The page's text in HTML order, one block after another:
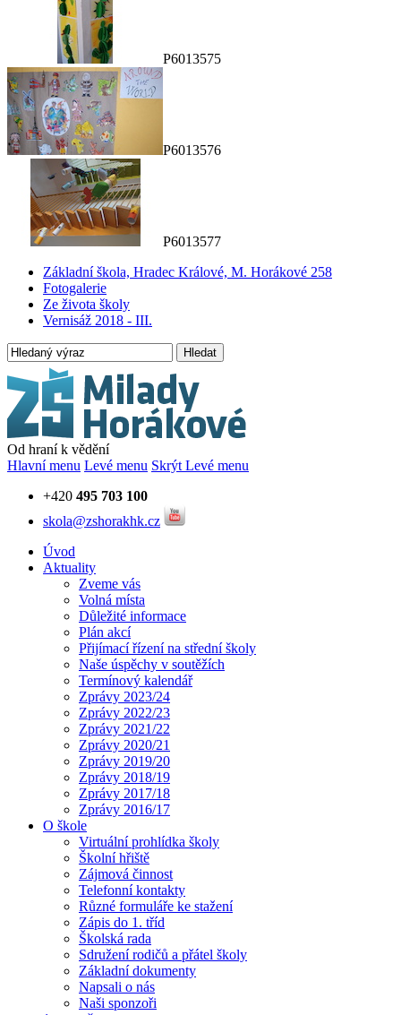
P6013575
P6013576
P6013577
Základní škola, Hradec Králové, M. Horákové 258
Fotogalerie
Ze života školy
Vernisáž 2018 - III.
Hledat
Od hraní k vědění
Hlavní menu Levé menu Skrýt Levé menu
+420 495 703 100
skola@zshorakhk.cz
Úvod
Aktuality
Zveme vás
Volná místa
Důležité informace
Plán akcí
Přijímací řízení na střední školy
Naše úspěchy v soutěžích
Termínový kalendář
Zprávy 2023/24
Zprávy 2022/23
Zprávy 2021/22
Zprávy 2020/21
Zprávy 2019/20
Zprávy 2018/19
Zprávy 2017/18
Zprávy 2016/17
O škole
Virtuální prohlídka školy
Školní hřiště
Zájmová činnost
Telefonní kontakty
Různé formuláře ke stažení
Zápis do 1. tříd
Školská rada
Sdružení rodičů a přátel školy
Základní dokumenty
Napsali o nás
Naši sponzoři